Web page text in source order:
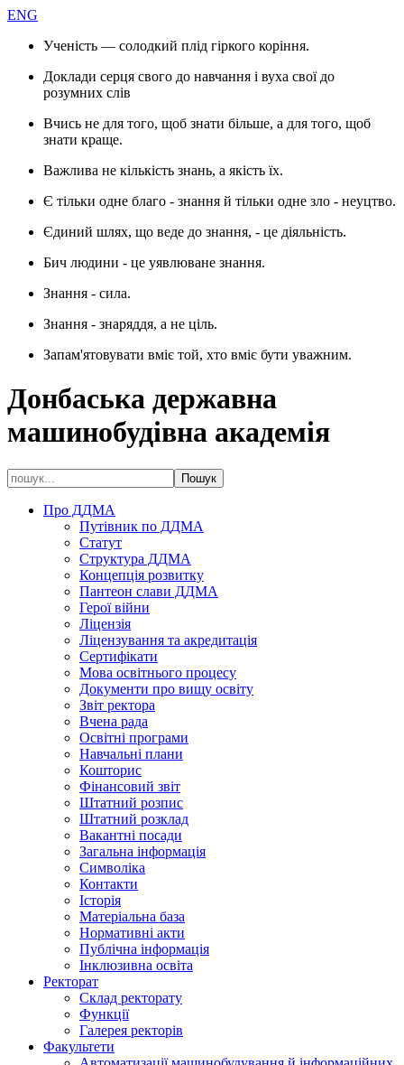
ENG
Ученість — солодкий плід гіркого коріння.
Доклади серця свого до навчання і вуха свої до
розумних слів
Вчись не для того, щоб знати більше, а для того, щоб
знати краще.
Важлива не кількість знань, а якість їх.
Є тільки одне благо - знання й тільки одне зло - неуцтво.
Єдиний шлях, що веде до знання, - це діяльність.
Бич людини - це уявлюване знання.
Знання - сила.
Знання - знаряддя, а не ціль.
Запам'ятовувати вміє той, хто вміє бути уважним.
Донбаська державна
машинобудівна академія
Про ДДМА
Путівник по ДДМА
Статут
Структура ДДМА
Концепція розвитку
Пантеон слави ДДМА
Герої війни
Ліцензія
Ліцензування та акредитація
Сертифікати
Мова освітнього процесу
Документи про вищу освіту
Звіт ректора
Вчена рада
Освітні програми
Навчальні плани
Кошторис
Фінансовий звіт
Штатний розпис
Штатний розклад
Вакантні посади
Загальна інформація
Символіка
Контакти
Історія
Матеріальна база
Нормативні акти
Публічна інформація
Інклюзивна освіта
Ректорат
Склад ректорату
Функції
Галерея ректорів
Факультети